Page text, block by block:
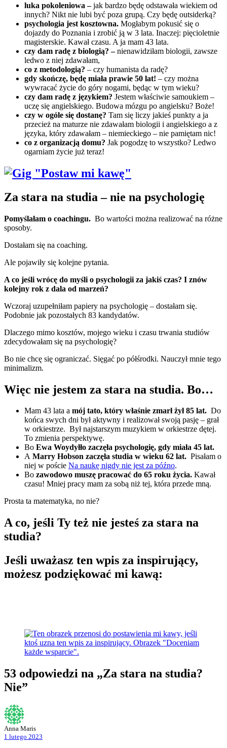
luka pokoleniowa –jak bardzo będę odstawała wiekiem od
innych? Nikt nie lubi być poza grupą. Czy będę outsiderką?
psychologia jest kosztowna. Mogłabym pokusić się o
dojazdy do Poznania i zrobić ją w 3 lata. Inaczej: pięcioletnie
magisterskie. Kawał czasu. A ja mam 43 lata.
czy dam radę z biologią? –nienawidziłam biologii, zawsze
ledwo z niej zdawałam,
co z metodologią? – czy humanista da radę?
gdy skończę, będę miała prawie 50 lat! – czy można
wywracać życie do góry nogami, będąc w tym wieku?
czy dam radę z językiem? Jestem właściwie samoukiem –
uczę się angielskiego. Budowa mózgu po angielsku? Boże!
czy w ogóle się dostanę? Tam się liczy jakieś punkty a ja
przecież na maturze nie zdawałam biologii i angielskiego a z
języka, który zdawałam – niemieckiego – nie pamiętam nic!
co z organizacją domu? Jak pogodzę to wszystko? Ledwo
ogarniam życie już teraz!
Za stara na studia – nie na psychologię
Pomyślałam o coachingu. Bo wartości można realizować na różne
sposoby.
Dostałam się na coaching.
Ale pojawiły się kolejne pytania.
A co jeśli wrócę do myśli o psychologii za jakiś czas? I znów
kolejny rok z dala od marzeń?
Wczoraj uzupełniłam papiery na psychologię – dostałam się.
Podobnie jak pozostałych 83 kandydatów.
Dlaczego mimo kosztów, mojego wieku i czasu trwania studiów
zdecydowałam się na psychologię?
Bo nie chcę się ograniczać. Sięgać po półśrodki. Nauczył mnie tego
minimalizm.
Więc nie jestem za stara na studia. Bo…
Mam 43 lata a mój tato, który właśnie zmarł żył 85 lat. Do
końca swych dni był aktywny i realizował swoją pasję – grał
w orkiestrze. Był najstarszym muzykiem w orkiestrze dętej.
To zmienia perspektywę.
Bo Ewa Woydyłło zaczęła psychologię, gdy miała 45 lat.
A Marry Hobson zaczęła studia w wieku 62 lat. Pisałam o
niej w poście Na naukę nigdy nie jest za późno.
Bo zawodowo muszę pracować do 65 roku życia. Kawał
czasu! Mniej pracy mam za sobą niż tej, która przede mną.
Prosta ta matematyka, no nie?
A co, jeśli Ty też nie jesteś za stara na
studia?
Jeśli uważasz ten wpis za inspirujący,
możesz podziękować mi kawą:
53 odpowiedzi na „Za stara na studia?
Nie”
Anna Maris
1 lutego 2023